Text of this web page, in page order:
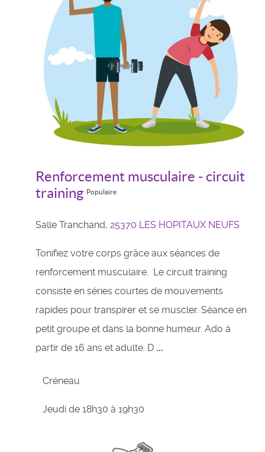
Renforcement musculaire - circuit
training Populaire
Salle Tranchand, 25370 LES HOPITAUX NEUFS
Tonifiez votre corps grâce aux séances de
renforcement musculaire. Le circuit training
consiste en séries courtes de mouvements
rapides pour transpirer et se muscler. Séance en
petit groupe et dans la bonne humeur. Ado à
partir de 16 ans et adulte. D ...
Créneau
Jeudi de 18h30 à 19h30